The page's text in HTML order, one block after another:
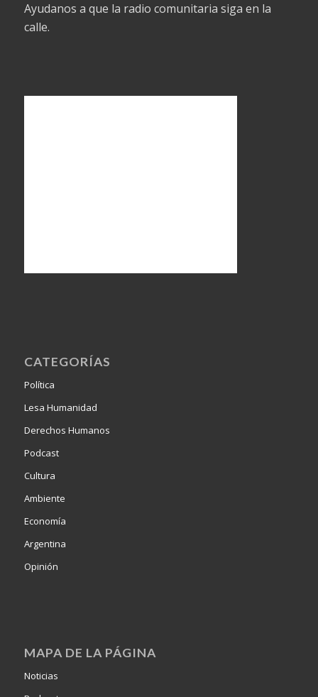
Ayudanos a que la radio comunitaria siga en la
calle.
CATEGORÍAS
Política
Lesa Humanidad
Derechos Humanos
Podcast
Cultura
Ambiente
Economía
Argentina
Opinión
MAPA DE LA PÁGINA
Noticias